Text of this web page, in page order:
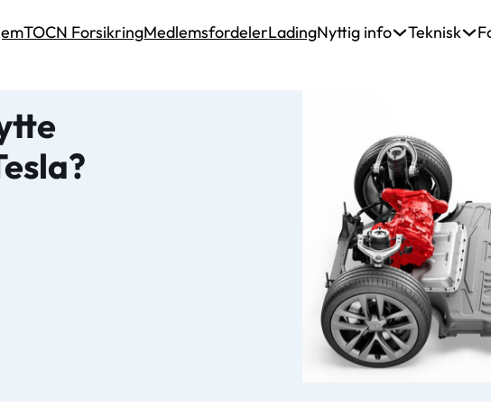
TOCN ForsikringMedlemsfordelerLadingNyttig info Teknisk